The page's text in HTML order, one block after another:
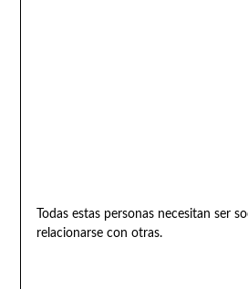
Todas estas personas necesitan ser
relacionarse con otras.